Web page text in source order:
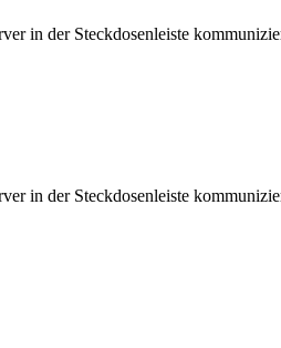
in der Steckdosenleiste
in der Steckdosenleiste